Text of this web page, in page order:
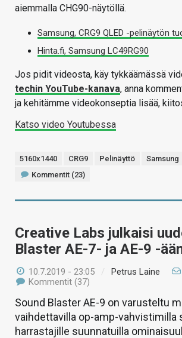
aiemmalla CHG90-näytöllä.
Samsung, CRG9 QLED -pelinäytön
Hinta.fi, Samsung LC49RG90
Jos pidit videosta, käy tykkäämässä
techin YouTube-kanava, anna
ja kehitämme videokonseptia lisää,
Katso video Youtubessa
5160x1440 CRG9 Pelinäyttö Samsung
Kommentit (23)
Creative Labs julkaisi
Blaster AE-7- ja AE-9 -
10.7.2019 - 23:05 / Petrus Laine
Kommentit (37)
Sound Blaster AE-9 on varusteltu
vaihdettavilla op-amp-vahvistimilla
harrastajille suunnatuilla